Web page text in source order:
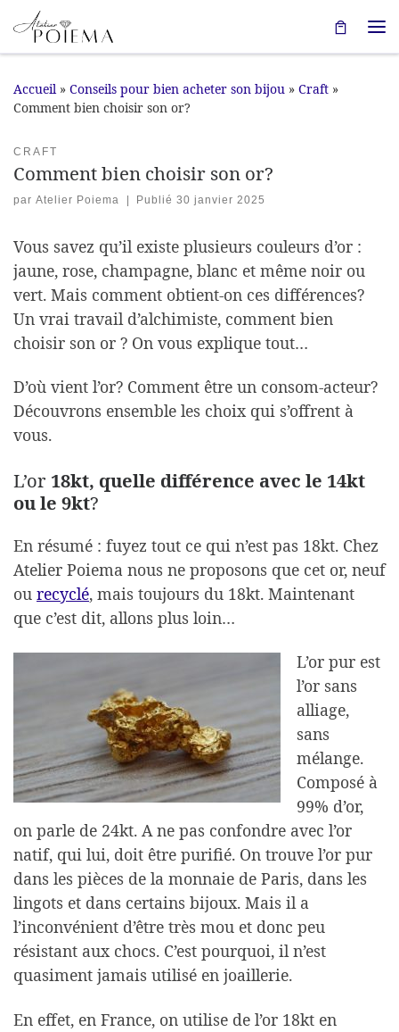
Passer au contenu
Accueil » Conseils pour bien acheter son bijou » Craft »
Comment bien choisir son or?
CRAFT
Comment bien choisir son or?
par Atelier Poiema Publié30 janvier 2025
Vous savez qu’il existe plusieurs couleurs d’or :
jaune, rose, champagne, blanc et même noir ou
vert. Mais comment obtient-on ces différences?
Un vrai travail d’alchimiste, comment bien
choisir son or ? On vous explique tout…
D’où vient l’or? Comment être un consom-acteur?
Découvrons ensemble les choix qui s’offrent à
vous.
L’or 18kt, quelle différence avec le 14kt
ou le 9kt?
En résumé : fuyez tout ce qui n’est pas 18kt. Chez
Atelier Poiema nous ne proposons que cet or, neuf
ou recyclé, mais toujours du 18kt. Maintenant
que c’est dit, allons plus loin…
L’or pur est
l’or sans
alliage,
sans
mélange.
Composé à
99% d’or,
on parle de 24kt. A ne pas confondre avec l’or
natif, qui lui, doit être purifié. On trouve l’or pur
dans les pièces de la monnaie de Paris, dans les
lingots et dans certains bijoux. Mais il a
l’inconvénient d’être très mou et donc peu
résistant aux chocs. C’est pourquoi, il n’est
quasiment jamais utilisé en joaillerie.
En effet, en France, on utilise de l’or 18kt en